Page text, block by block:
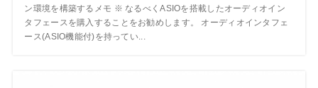
ン環境を構築するメモ ※ なるべくASIOを搭載したオーディオイン
タフェースを購入することをお勧めします。 オーディオインタフェ
ース(ASIO機能付)を持ってい...